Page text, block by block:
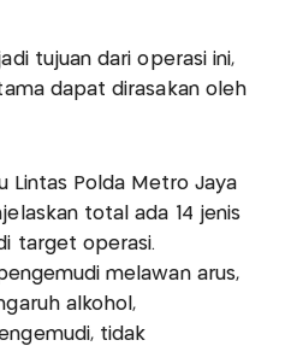
tujuan dari operasi ini,
dapat dirasakan oleh
Lintas Polda Metro Jaya
total ada 14 jenis
target operasi.
melawan arus,
alkohol,
tidak